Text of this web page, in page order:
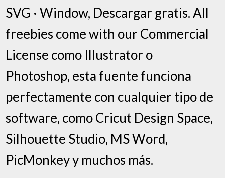
SVG · Window, Descargar gratis. All
freebies come with our Commercial
License como Illustrator o
Photoshop, esta fuente funciona
perfectamente con cualquier tipo de
software, como Cricut Design Space,
Silhouette Studio, MS Word,
PicMonkey y muchos más.